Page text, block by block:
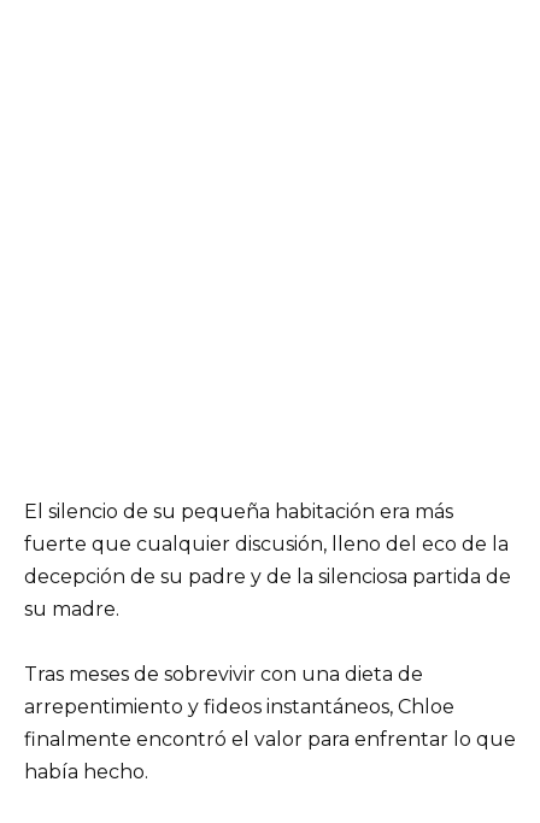
El silencio de su pequeña habitación era más
fuerte que cualquier discusión, lleno del eco de la
decepción de su padre y de la silenciosa partida de
su madre.
Tras meses de sobrevivir con una dieta de
arrepentimiento y fideos instantáneos, Chloe
finalmente encontró el valor para enfrentar lo que
había hecho.